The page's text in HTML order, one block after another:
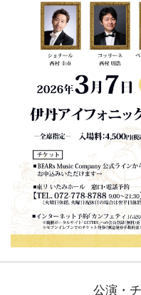
公演・